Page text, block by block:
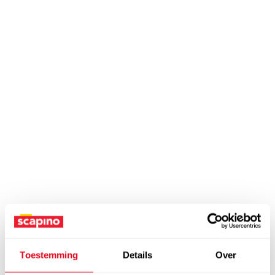
Toestemming Details Over